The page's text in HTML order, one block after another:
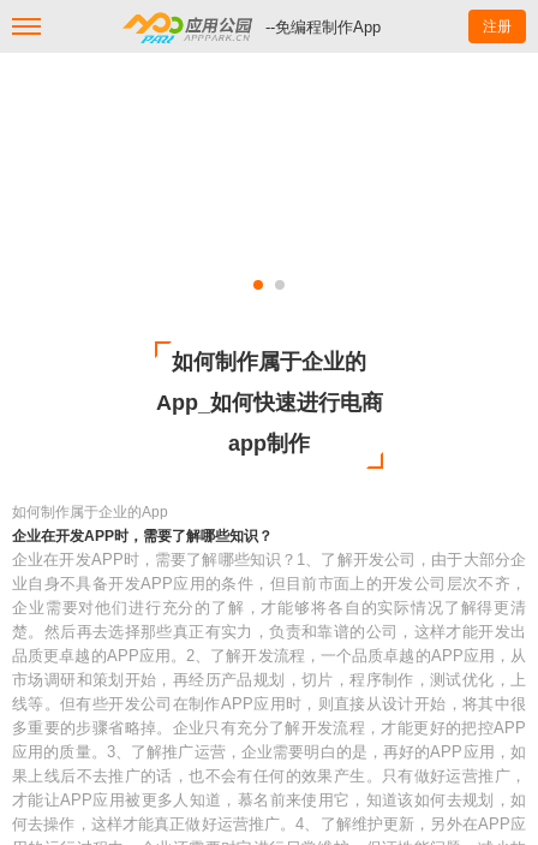
--免编程制作App 注册
如何制作属于企业的
App_如何快速进行电商
app制作
如何制作属于企业的App
企业在开发APP时，需要了解哪些知识？
企业在开发APP时，需要了解哪些知识？1、了解开发公司，由于大部分企
业自身不具备开发APP应用的条件，但目前市面上的开发公司层次不齐，
企业需要对他们进行充分的了解，才能够将各自的实际情况了解得更清
楚。然后再去选择那些真正有实力，负责和靠谱的公司，这样才能开发出
品质更卓越的APP应用。2、了解开发流程，一个品质卓越的APP应用，从
市场调研和策划开始，再经历产品规划，切片，程序制作，测试优化，上
线等。但有些开发公司在制作APP应用时，则直接从设计开始，将其中很
多重要的步骤省略掉。企业只有充分了解开发流程，才能更好的把控APP
应用的质量。3、了解推广运营，企业需要明白的是，再好的APP应用，如
果上线后不去推广的话，也不会有任何的效果产生。只有做好运营推广，
才能让APP应用被更多人知道，慕名前来使用它，知道该如何去规划，如
何去操作，这样才能真正做好运营推广。4、了解维护更新，另外在APP应